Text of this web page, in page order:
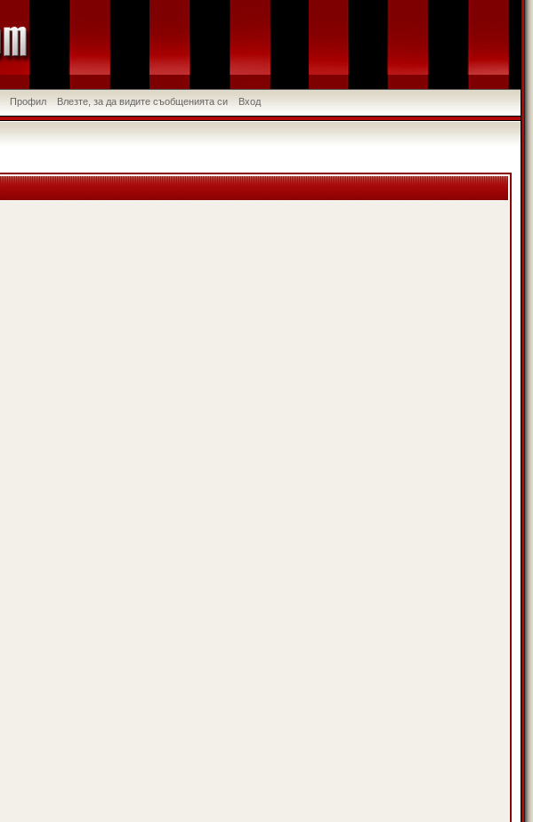
Профил Влезте, за да видите съобщенията си Вход